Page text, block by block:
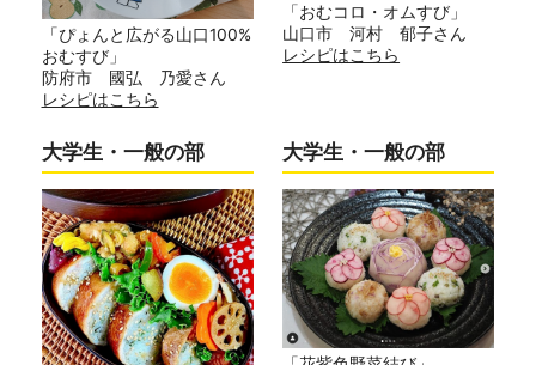
「ぴょんと広がる山口100%
おむすび」
防府市 國弘 乃愛さん
レシピはこちら
「おむコロ・オムすび」
山口市 河村 郁子さん
レシピはこちら
大学生・一般の部 大学生・一般の部